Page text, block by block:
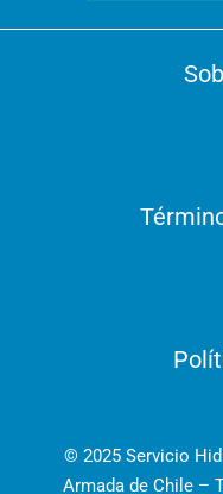
© 2025 Servicio
Armada de Chile –